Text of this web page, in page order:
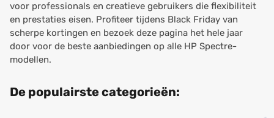
voor professionals en creatieve gebruikers die flexibiliteit
en prestaties eisen. Profiteer tijdens Black Friday van
scherpe kortingen en bezoek deze pagina het hele jaar
door voor de beste aanbiedingen op alle HP Spectre-
modellen.
De populairste categorieën: